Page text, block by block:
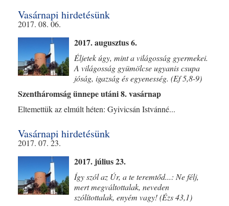
Vasárnapi hirdetésünk
2017. 08. 06.
2017. augusztus 6.
Éljetek úgy, mint a világosság gyermekei.
A világosság gyümölcse ugyanis csupa
jóság, igazság és egyenesség. (Ef 5,8-9)
Szentháromság ünnepe utáni 8. vasárnap
Eltemettük az elmúlt héten: Gyivicsán Istvánné...
Vasárnapi hirdetésünk
2017. 07. 23.
2017. július 23.
Így szól az Úr, a te teremtőd...: Ne félj,
mert megváltottalak, neveden
szólítottalak, enyém vagy! (Ézs 43,1)